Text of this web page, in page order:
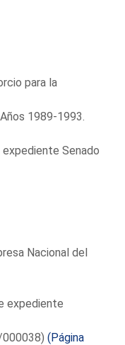
para la
1989-1993.
Senado
Nacional del
expediente
000038)(Página